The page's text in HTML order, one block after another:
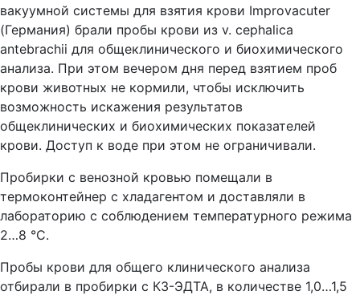
вакуумной системы для взятия крови Improvacuter
(Германия) брали пробы крови из v. cephalica
antebrachii для общеклинического и биохимического
анализа. При этом вечером дня перед взятием проб
крови животных не кормили, чтобы исключить
возможность искажения результатов
общеклинических и биохимических показателей
крови. Доступ к воде при этом не ограничивали.
Пробирки с венозной кровью помещали в
термоконтейнер с хладагентом и доставляли в
лабораторию с соблюдением температурного режима
2…8 °С.
Пробы крови для общего клинического анализа
отбирали в пробирки с К3-ЭДТА, в количестве 1,0…1,5